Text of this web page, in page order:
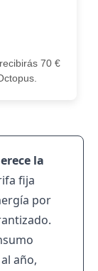
70 €
la
fija
por
año,